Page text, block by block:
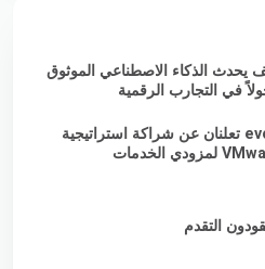
يحدث الذكاء الاصطناعي الموثوق
في التجارب الرقمية
CloudSigma وevoila تعلنان عن شراكة استراتيجية
لتوفير استمرارية VMware لمزودي الخدمات
التقدم